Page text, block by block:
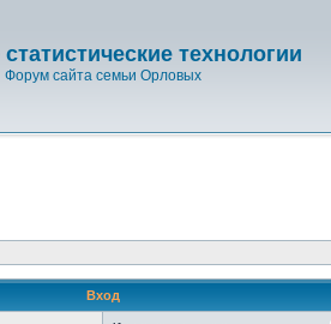
технологии
Форум сайта семьи Орловых
Вход